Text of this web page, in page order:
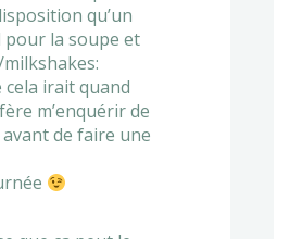
qu’un
pour la soupe et
irait quand
m’enquérir de
de faire une